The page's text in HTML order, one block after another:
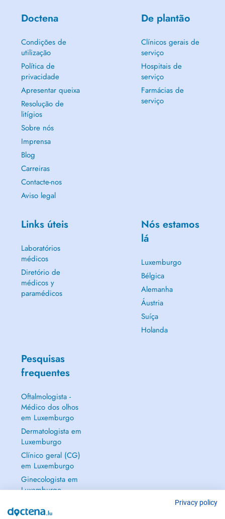
Doctena
Condições de
utilização
Política de
privacidade
Apresentar queixa
Resolução de
litígios
Sobre nós
Imprensa
Blog
Carreiras
Contacte-nos
Aviso legal
De plantão
Clínicos gerais de
serviço
Hospitais de
serviço
Farmácias de
serviço
Links úteis
Laboratórios
médicos
Diretório de
médicos y
paramédicos
Nós estamos
lá
Luxemburgo
Bélgica
Alemanha
Áustria
Suíça
Holanda
Pesquisas
frequentes
Oftalmologista -
Médico dos olhos
em Luxemburgo
Dermatologista em
Luxemburgo
Clínico geral (CG)
em Luxemburgo
Ginecologista em
Luxemburgo
Privacy policy